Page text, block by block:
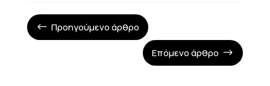
# Προηγούμενο άρθρο
Επόμενο άρθρο $